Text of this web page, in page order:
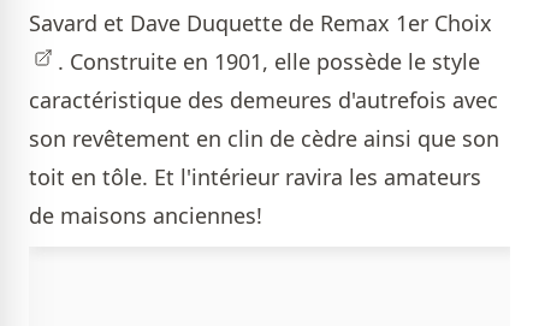
Savard et Dave Duquette de Remax 1er Choix
. Construite en 1901, elle possède le style
caractéristique des demeures d'autrefois avec
son revêtement en clin de cèdre ainsi que son
toit en tôle. Et l'intérieur ravira les amateurs
de maisons anciennes!